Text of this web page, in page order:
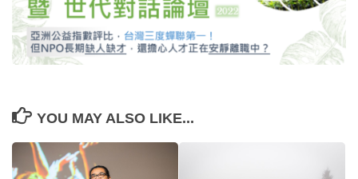
YOU MAY ALSO LIKE...